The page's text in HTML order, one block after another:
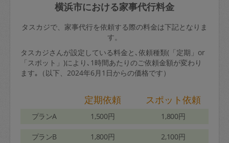
横浜市における家事代行料金
タスカジで、家事代行を依頼する際の料金は下記となりま
す。
タスカジさんが設定している料金と､依頼種類(「定期」or
「スポット」)により､1時間あたりのご依頼金額が変わり
ます｡（以下、2024年6月1日からの価格です）
定期依頼 スポット依頼
プランA 1,500円 1,800円
プランB 1,800円 2,100円